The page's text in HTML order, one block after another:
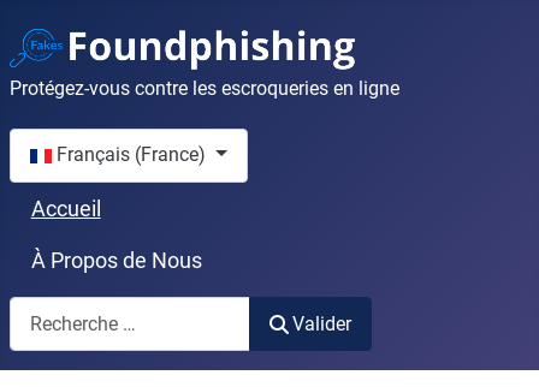
Protégez-vous contre les escroqueries en ligne
Sélectionnez votre langue
Français (France)
Accueil
À Propos de Nous
Valider
Valider